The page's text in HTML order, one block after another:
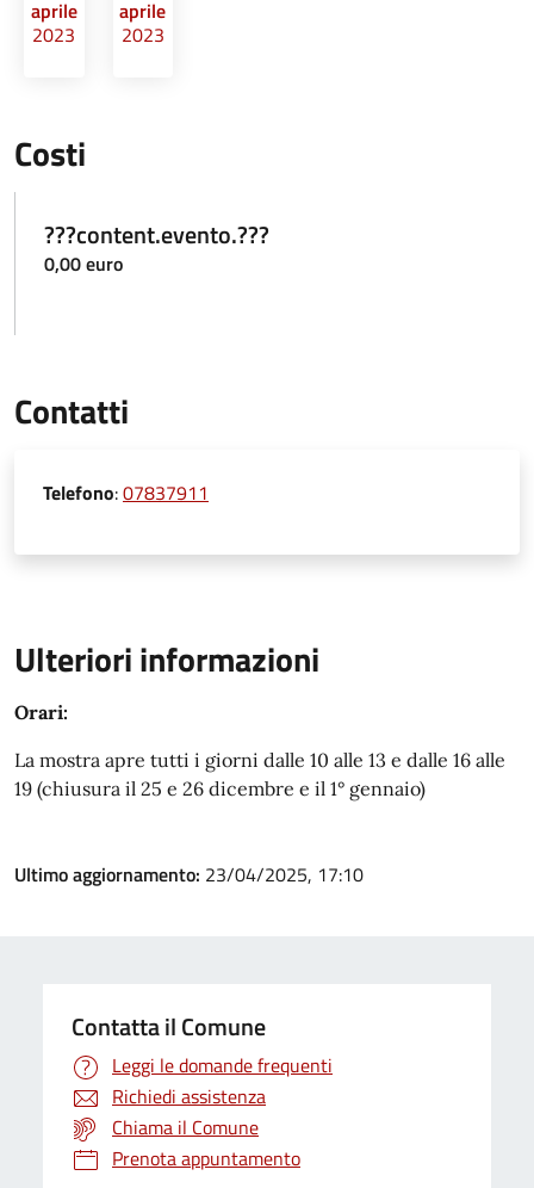
aprile
2023
aprile
2023
Costi
???content.evento.???
0,00 euro
Contatti
Telefono:07837911
Ulteriori informazioni
Orari:
La mostra apre tutti i giorni dalle 10 alle 13 e dalle 16 alle
19 (chiusura il 25 e 26 dicembre e il 1° gennaio)
Ultimo aggiornamento: 23/04/2025, 17:10
Contatta il Comune
Leggi le domande frequenti
Richiedi assistenza
Chiama il Comune
Prenota appuntamento